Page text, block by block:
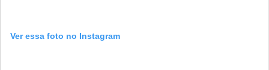
Ver essa foto no Instagram